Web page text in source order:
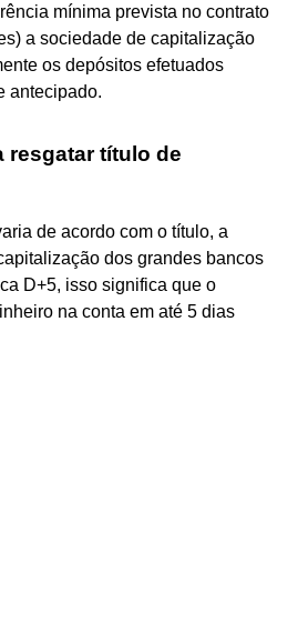
mínima prevista no contrato
a sociedade de capitalização
os depósitos efetuados
antecipado.
resgatar título de
de acordo com o título, a
dos grandes bancos
D+5, isso significa que o
na conta em até 5 dias